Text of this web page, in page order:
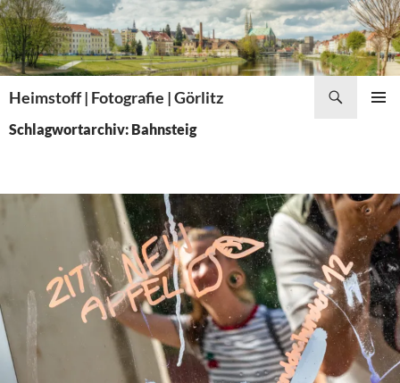
Zum
Inhalt
springen
Heimstoff | Fotografie | Görlitz
Schlagwortarchiv: Bahnsteig